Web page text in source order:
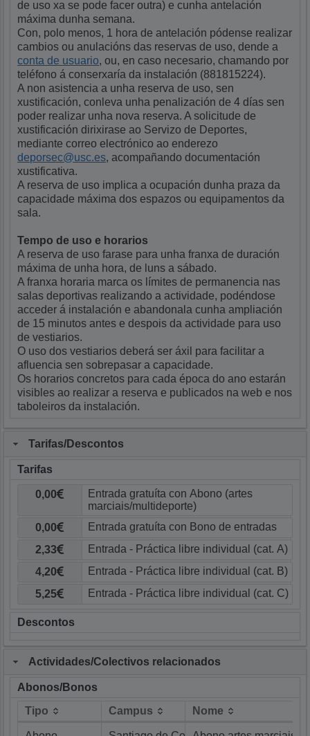
de uso xa se pode facer outra) e cunha antelación
máxima dunha semana.
Con, polo menos, 1 hora de antelación pódense realizar
cambios ou anulacións das reservas de uso, dende a
conta de usuario, ou, en caso necesario, chamando por
teléfono á conserxaría da instalación (881815224).
A non asistencia a unha reserva de uso, sen
xustificación, conleva unha penalización de 4 días sen
poder realizar unha nova reserva. A solicitude de
xustificación dirixirase ao Servizo de Deportes,
mediante correo electrónico ao enderezo
deporsec@usc.es, acompañando documentación
xustificativa.
A reserva de uso implica a ocupación dunha praza da
capacidade máxima dos espazos ou equipamentos da
sala.
Tempo de uso e horarios
A reserva de uso farase para unha franxa de duración
máxima de unha hora, de luns a sábado.
A franxa horaria marca os límites de permanencia nas
salas deportivas realizando a actividade, podéndose
acceder á instalación e abandonala cunha ampliación
de 15 minutos antes e despois da actividade para uso
de vestiarios.
O uso dos vestiarios deberá ser áxil para facilitar a
afluencia sen sobrepasar a capacidade.
Os horarios concretos para cada época do ano estarán
visibles ao realizar a reserva e publicados na web e nos
taboleiros da instalación.
Tarifas/Descontos
Tarifas
0,00
0,00
2,33
4,20
5,25
Descontos
Actividades/Colectivos relacionados
Abonos/Bonos
Tipo
Campus
Nome
Tipo
Campus Nome